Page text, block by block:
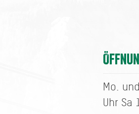
Mo.
Uhr Sa